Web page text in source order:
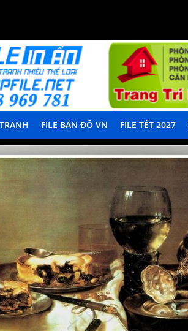
FILE BẢN ĐỒ VN FILE TẾT 2027